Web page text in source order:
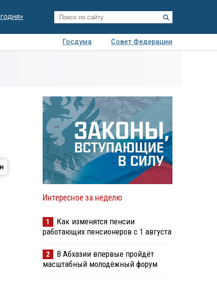
Госдума
Совет Федерации
Интересное за неделю
1
Как изменятся пенсии
работающих пенсионеров с 1 августа
2
В Абхазии впервые пройдёт
масштабный молодёжный форум